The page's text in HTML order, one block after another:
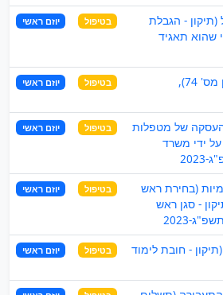
- הגבלת
שהוא תאגיד
בטיפול יוזם ראשי
חוק ההוצאה לפועל (תיקון מס' 74),
בטיפול יוזם ראשי
של מטפלות
ידי משרד
בטיפול יוזם ראשי
(בחירת ראש
- סגן ראש
2023
בטיפול יוזם ראשי
- חובת לימוד
בטיפול יוזם ראשי